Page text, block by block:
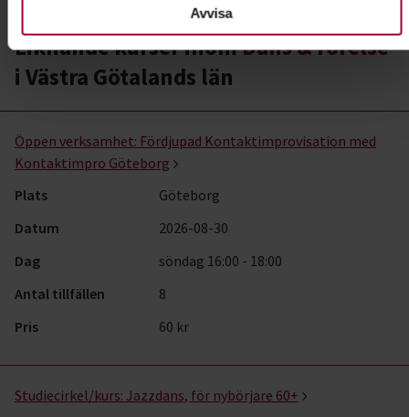
Avvisa
Liknande kurser inomDans & rörelse
i Västra Götalands län
Öppen verksamhet: Fördjupad Kontaktimprovisation med
Kontaktimpro Göteborg
Plats
Göteborg
Datum
2026-08-30
Dag
söndag 16:00 - 18:00
Antal tillfällen
8
Pris
60 kr
Studiecirkel/kurs: Jazzdans, för nybörjare 60+